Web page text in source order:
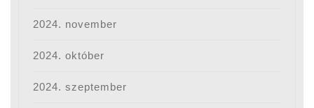
2024. november
2024. október
2024. szeptember